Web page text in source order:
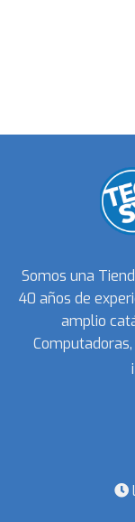
Somos una
40 años de
amplio